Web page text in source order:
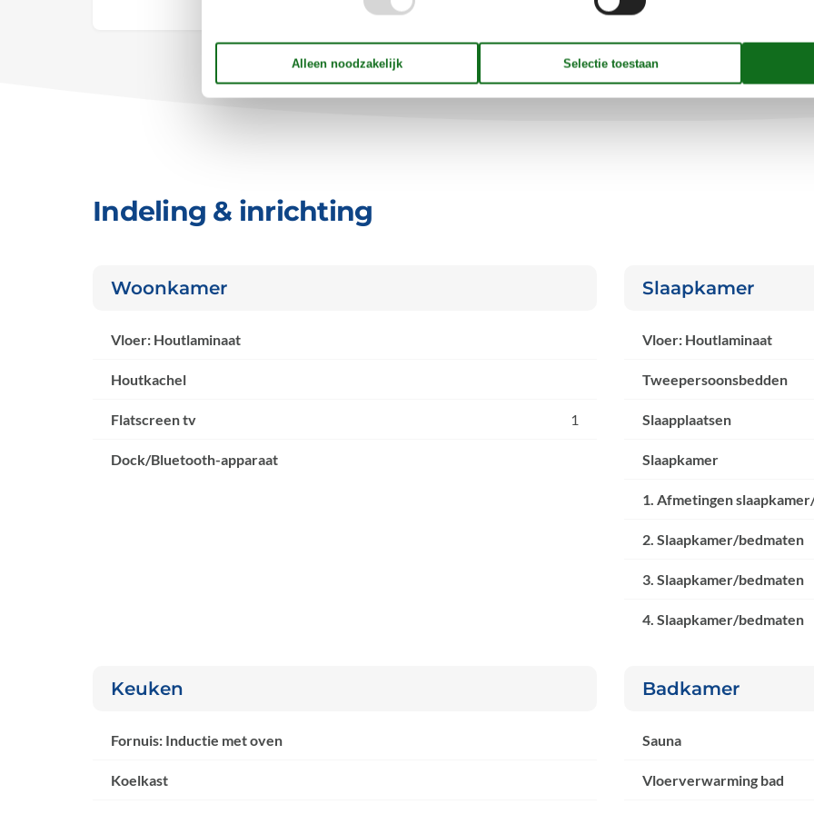
Indeling & inrichting
Woonkamer
Vloer: Houtlaminaat
Houtkachel
Flatscreen tv 1
Dock/Bluetooth-apparaat
Slaapkamer
Vloer: Houtlaminaat
Tweepersoonsbedden
Slaapplaatsen
Slaapkamer
1. Afmetingen
2. Slaapkamer/bedmaten
3. Slaapkamer/bedmaten
4. Slaapkamer/bedmaten
Keuken
Fornuis: Inductie met oven
Koelkast
Badkamer
Sauna
Vloerverwarming bad